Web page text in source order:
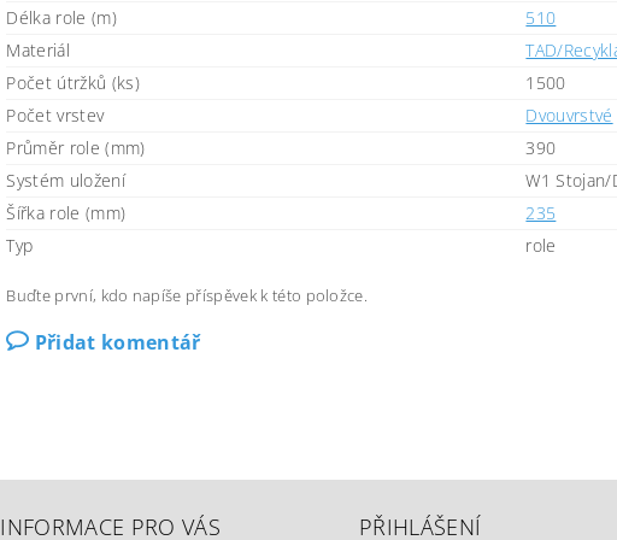
Délka role (m)
510
Materiál
TAD/
Počet útržků (ks)
1500
Počet vrstev
Dvouvrstvé
Průměr role (mm)
390
Systém uložení
W1 Stojan/
Šířka role (mm)
235
Typ
role
Buďte první, kdo napíše příspěvek k této položce.
Přidat komentář
INFORMACE PRO VÁS PŘIHLÁŠENÍ